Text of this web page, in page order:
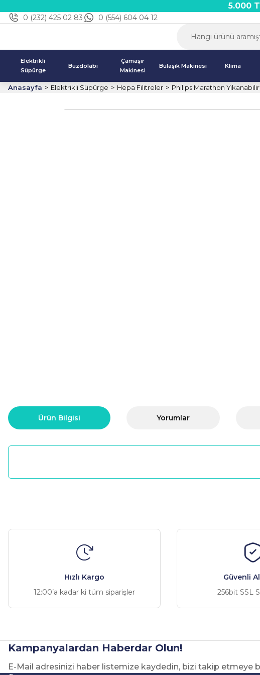
5.000
0 (232) 425 02 83 0 (554) 604 04 12
Elektrikli
Süpürge
Buzdolabı
Çamaşır
Makinesi
Bulaşık Makinesi Klima
Anasayfa Elektrikli Süpürge Hepa Filitreler Philips Marathon
Ürün Bilgisi Yorumlar
Ürün açıklamasında eksik bilgiler bulunuyor.
Ürün fiyatı diğer sitelerden daha pahalı.
Hızlı Kargo
12:00’a kadar ki tüm siparişler
Güvenli
256bit SSL
Kampanyalardan Haberdar Olun!
E-Mail adresinizi haber listemize kaydedin, bizi takip etmeye